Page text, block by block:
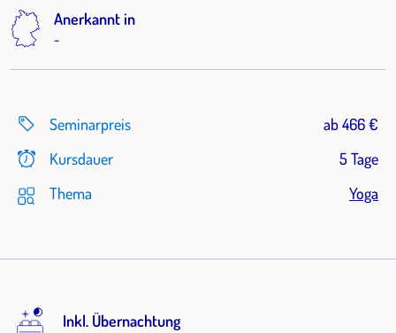
Anerkannt in
-
Seminarpreis
ab 466 €
Kursdauer
5 Tage
Thema
Yoga
Inkl. Übernachtung